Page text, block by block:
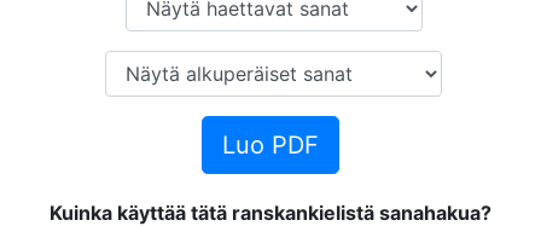
Luo PDF
Kuinka käyttää tätä ranskankielistä sanahakua?